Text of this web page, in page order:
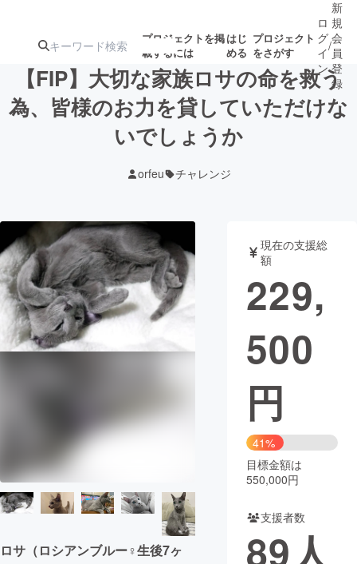
プロジェクトを掲
載するには
はじ
める
プロジェクト
をさがす
注目の新着プロ募集終了が近いプ
ロジェクト
テクノロジー・ガジェット
映像・映画 書籍・雑誌
ビジネス・起業 チャレンジ
CAMPFIRE for Social Good
CAMPFIRE Creation
CAMPFIREふるさと納税
コミュニティ
ロ
グ
イ
ン
/
新
規
会
員
登
録
【FIP】大切な家族ロサの命を救う
為、皆様のお力を貸していただけな
いでしょうか
orfeu チャレンジ
ロサ（ロシアンブルー♀生後7ヶ
現在の支援総
額
229,
500
円
41%
目標金額は
550,000円
支援者数
89人